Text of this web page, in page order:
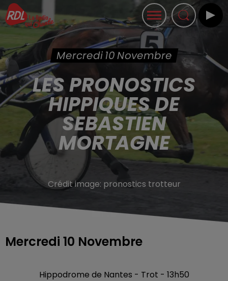
Mercredi 10 Novembre
LES PRONOSTICS
HIPPIQUES DE
SEBASTIEN
MORTAGNE
Crédit image: pronostics trotteur
Mercredi 10 Novembre
Hippodrome de Nantes - Trot - 13h50